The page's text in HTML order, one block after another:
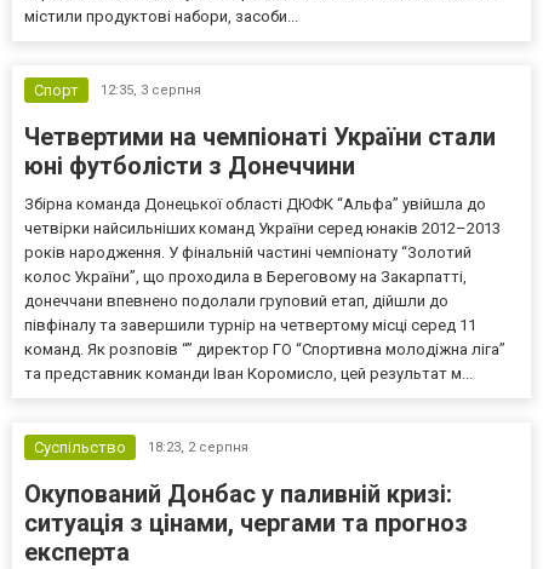
містили продуктові набори, засоби...
Спорт 12:35, 3 серпня
Четвертими на чемпіонаті України стали
юні футболісти з Донеччини
Збірна команда Донецької області ДЮФК “Альфа” увійшла до
четвірки найсильніших команд України серед юнаків 2012–2013
років народження. У фінальній частині чемпіонату “Золотий
колос України”, що проходила в Береговому на Закарпатті,
донеччани впевнено подолали груповий етап, дійшли до
півфіналу та завершили турнір на четвертому місці серед 11
команд. Як розповів “” директор ГО “Спортивна молодіжна ліга”
та представник команди Іван Коромисло, цей результат м...
Суспільство 18:23, 2 серпня
Окупований Донбас у паливній кризі:
ситуація з цінами, чергами та прогноз
експерта